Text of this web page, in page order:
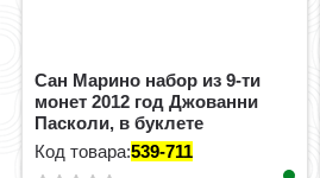
Сан Марино набор из 9-ти
монет 2012 год Джованни
Пасколи, в буклете
Код товара:539-711